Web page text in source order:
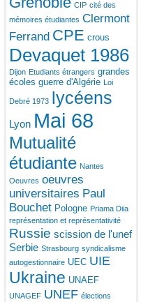
CIP cité des
mémoires étudiantes Clermont
Ferrand CPE crous
Devaquet 1986
Dijon Etudiants étrangers grandes
écoles guerre d'Algérie Loi
Debré 1973 lycéens
Lyon Mai 68
Mutualité
étudiante Nantes
Oeuvres oeuvres
universitaires Paul
Bouchet Pologne Priama Diia
représentation et représentativité
Russie scission de l'unef
Serbie Strasbourg syndicalisme
autogestionnaire UEC UIE
Ukraine UNAEF
UNAGEF UNEF élections